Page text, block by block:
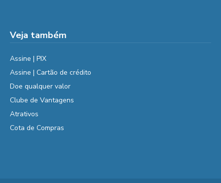
Veja também
Assine | PIX
Assine | Cartão de crédito
Doe qualquer valor
Clube de Vantagens
Atrativos
Cota de Compras